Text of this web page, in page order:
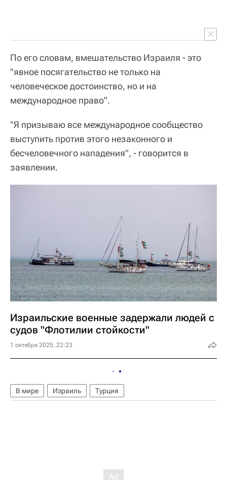
По его словам, вмешательство Израиля - это
"явное посягательство не только на
человеческое достоинство, но и на
международное право".
"Я призываю все международное сообщество
выступить против этого незаконного и
бесчеловечного нападения", - говорится в
заявлении.
Израильские военные задержали людей с
судов "Флотилии стойкости"
1 октября 2025, 22:23
В мире Израиль Турция